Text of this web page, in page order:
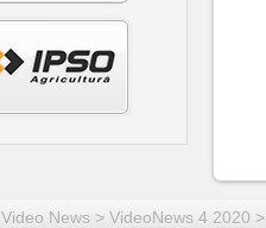
Video News > VideoNews 4 2020 >